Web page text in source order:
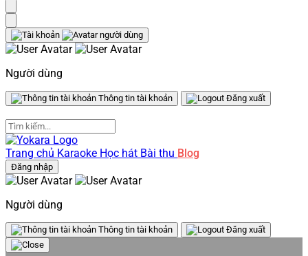
Người dùng
Thông tin tài khoản Đăng xuất
Trang chủ Karaoke Học hát Bài thu Blog
Đăng nhập
Người dùng
Thông tin tài khoản Đăng xuất